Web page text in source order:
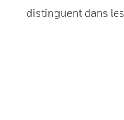
distinguent dans